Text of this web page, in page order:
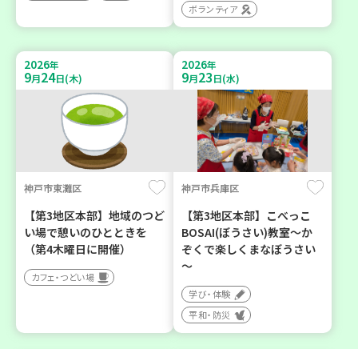
ボランティア
2026年
9月24日(木)
神戸市東灘区
【第3地区本部】地域のつど
い場で憩いのひとときを
（第4木曜日に開催）
カフェ・つどい場
2026年
9月23日(水)
神戸市兵庫区
【第3地区本部】こべっこ
BOSAI(ぼうさい)教室～か
ぞくで楽しくまなぼうさい
～
学び・体験
平和・防災